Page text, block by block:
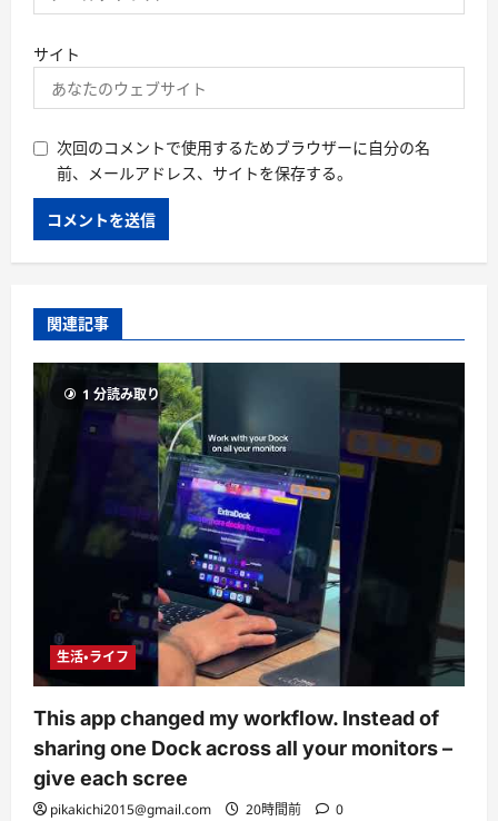
サイト
次回のコメントで使用するためブラウザーに自分の名
前、メールアドレス、サイトを保存する。
関連記事
1 分読み取り
生活・ライフ
This app changed my workflow. Instead of
sharing one Dock across all your monitors –
give each scree
pikakichi2015@gmail.com 20時間前 0